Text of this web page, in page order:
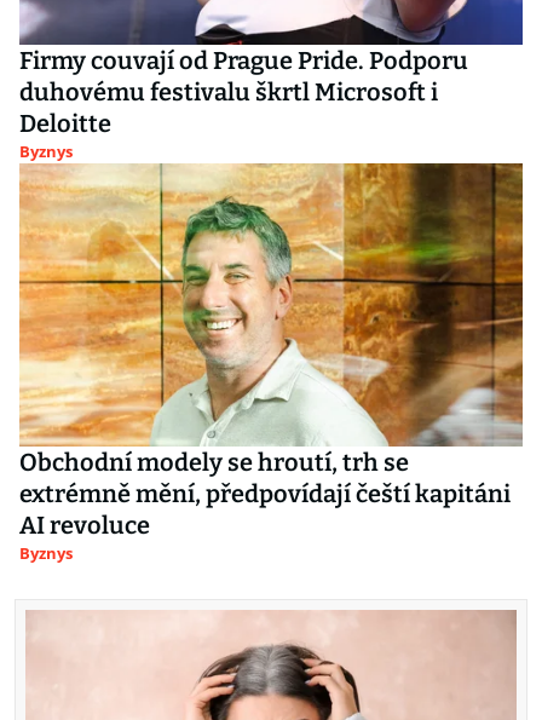
Firmy couvají od Prague Pride. Podporu
duhovému festivalu škrtl Microsoft i
Deloitte
Byznys
Obchodní modely se hroutí, trh se
extrémně mění, předpovídají čeští kapitáni
AI revoluce
Byznys